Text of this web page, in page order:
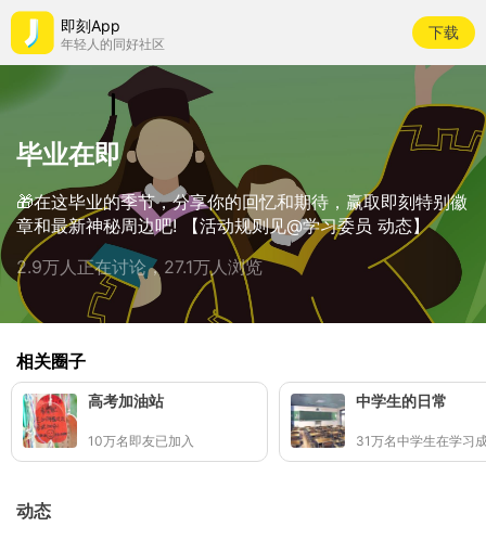
即刻App
年轻人的同好社区
下载
毕业在即
🎁在这毕业的季节，分享你的回忆和期待，赢取即刻特别徽
章和最新神秘周边吧! 【活动规则见@学习委员 动态】
2.9万人正在讨论，27.1万人浏览
相关圈子
高考加油站
10万名即友已加入
中学生的日常
31万名中学生在学习
动态